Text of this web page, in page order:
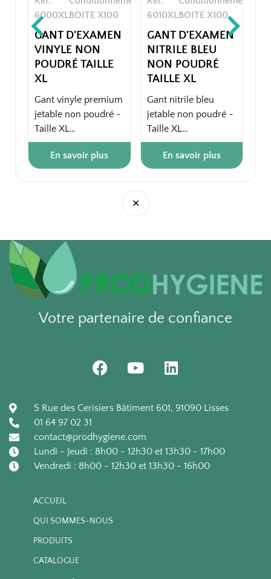
6000XLBOITE X100
GANT D'EXAMEN
VINYLE NON
POUDRÉ TAILLE
XL
Gant vinyle premium
jetable non poudré -
Taille XL
- Dextérité.
- Bon marché :
l'absence de poudre
limite les risques
allergiques.
Boîte de 100 gants
10 boîtes de 100 /
En savoir plus
6010XLBOITE X100
GANT D'EXAMEN
NITRILE BLEU
NON POUDRÉ
TAILLE XL
Gant nitrile bleu
jetable non poudré -
Taille XL
- EN 420 : 2003 + A1
: 2009
- EN 374-1/Type B
texture non glissante.
- Bout des doigts
- Qualité médicale.
10 boîtes de 100 /
carton
En savoir plus
✕
Votre partenaire de confiance
F
a
e
o
o
k
Y
o
t
b
e
L
i
k
i
n
5 Rue des Cerisiers Bâtiment 601, 91090 Lisses
01 64 97 02 31
contact@prodhygiene.com
Lundi - Jeudi : 8h00 - 12h30 et 13h30 - 17h00
Vendredi : 8h00 - 12h30 et 13h30 - 16h00
ACCUEIL
QUI SOMMES-NOUS
PRODUITS
CATALOGUE